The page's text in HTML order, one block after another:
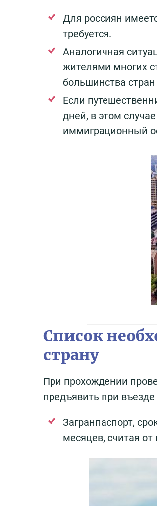
Для россиян
требуется.
Аналогичная
жителями многих
большинства
Если
дней, в этом
иммиграционный
Список
страну
При прохождении
предъявить при
Загранпаспорт,
месяцев, считая от